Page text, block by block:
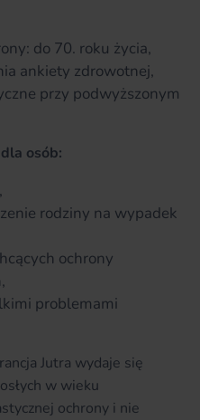
do 70. roku życia,
ankiety zdrowotnej,
przy podwyższonym
osób:
rodziny na wypadek
ochrony
problemami
Jutra wydaje się
w wieku
ochrony i nie